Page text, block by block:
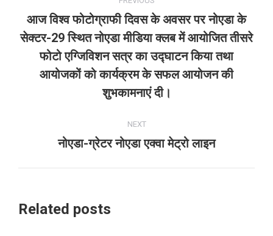
navigation
Previous
post:
आज विश्व फोटोग्राफी दिवस के अवसर पर नोएडा के
सेक्टर-29 स्थित नोएडा मीडिया क्लब में आयोजित तीसरे
फोटो एग्जिविशन सत्र का उद्घाटन किया तथा
आयोजकों को कार्यक्रम के सफल आयोजन की
शुभकामनाएं दी।
NEXT
Next
नोएडा-ग्रेटर नोएडा एक्वा मेट्रो लाइन
Related posts